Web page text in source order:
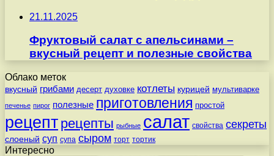
21.11.2025
Фруктовый салат с апельсинами –
вкусный рецепт и полезные свойства
Облако меток
вкусный грибами десерт духовке котлеты курицей мультиварке
печенье пирог полезные приготовления простой
рецепт рецепты рыбные салат свойства секреты
слоеный суп супа сыром торт тортик
Интересно